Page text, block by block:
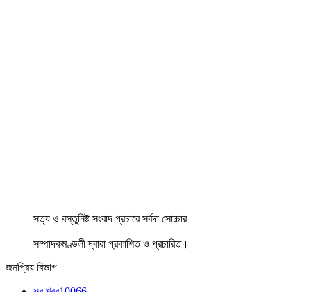
সত্য ও বস্তুনিষ্ট সংবাদ প্রচারে সর্বদা সোচ্চার
সম্পাদকমণ্ডলী দ্বারা প্রকাশিত ও প্রচারিত।
জনপ্রিয় বিভাগ